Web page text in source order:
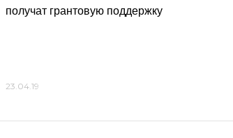
получат грантовую поддержку
23.04.19